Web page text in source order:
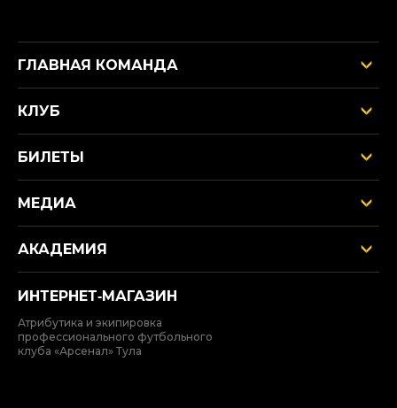
ГЛАВНАЯ КОМАНДА
КЛУБ
БИЛЕТЫ
МЕДИА
АКАДЕМИЯ
ИНТЕРНЕТ‑МАГАЗИН
Атрибутика и экипировка
профессионального футбольного
клуба «Арсенал» Тула